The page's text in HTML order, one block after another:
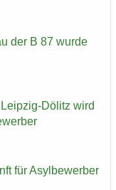
der B 87 wurde
​Dölitz wird
für Asyl­be­wer­ber